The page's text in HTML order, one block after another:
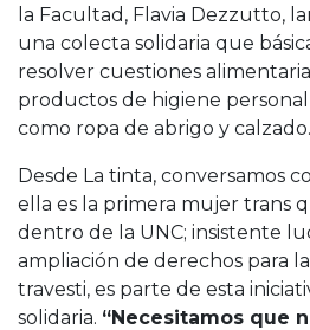
la Facultad, Flavia Dezzutto,
una colecta solidaria que
resolver cuestiones
productos de higiene personal
como ropa de abrigo y calzado.
Desde La tinta, conversamos
ella es la primera mujer trans
dentro de la UNC; insistente
ampliación de derechos para
travesti, es parte de esta
solidaria. “Necesitamos que